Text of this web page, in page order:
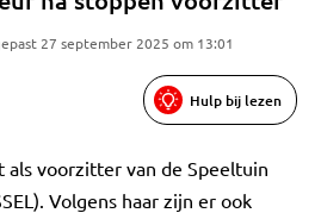
27 september 2025 om 13:01
Hulp bij lezen
als voorzitter van de Speeltuin
Volgens haar zijn er ook